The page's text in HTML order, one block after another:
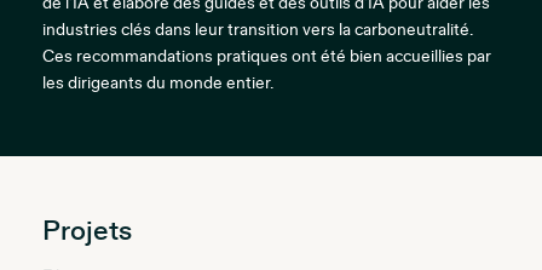
industries clés dans leur transition vers la carboneutralité.
Ces recommandations pratiques ont été bien accueillies par
les dirigeants du monde entier.
Projets